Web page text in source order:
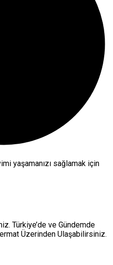
yaşamanızı sağlamak için
Türkiye’de ve Gündemde
Üzerinden Ulaşabilirsiniz.